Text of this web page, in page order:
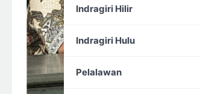
Indragiri Hilir
Indragiri Hulu
Pelalawan